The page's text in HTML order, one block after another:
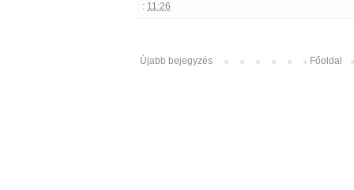
: 11:26
Újabb bejegyzés Főoldal